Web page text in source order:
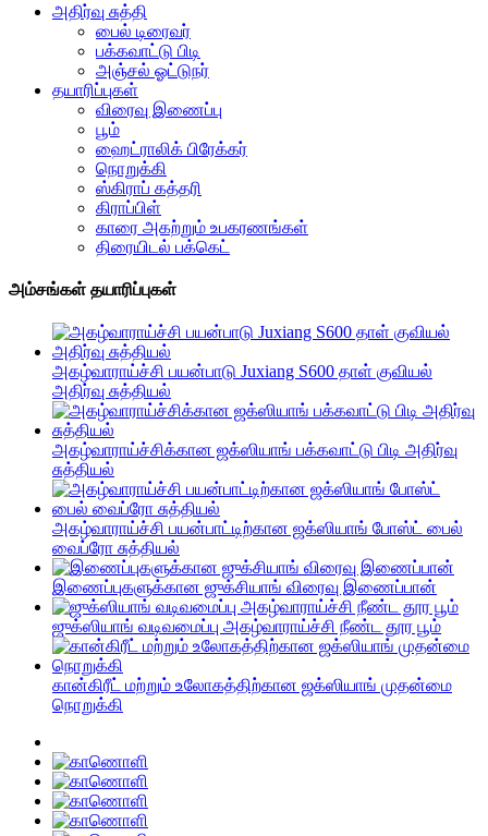
அதிர்வு சுத்தி
பைல் டிரைவர்
பக்கவாட்டு பிடி
அஞ்சல் ஓட்டுநர்
தயாரிப்புகள்
விரைவு இணைப்பு
பூம்
ஹைட்ராலிக் பிரேக்கர்
நொறுக்கி
ஸ்கிராப் கத்தரி
கிராப்பிள்
காரை அகற்றும் உபகரணங்கள்
திரையிடல் பக்கெட்
அம்சங்கள் தயாரிப்புகள்
அகழ்வாராய்ச்சி பயன்பாடு Juxiang S600 தாள் குவியல்
அதிர்வு சுத்தியல்
அகழ்வாராய்ச்சிக்கான ஜக்ஸியாங் பக்கவாட்டு பிடி அதிர்வு
சுத்தியல்
அகழ்வாராய்ச்சி பயன்பாட்டிற்கான ஜக்ஸியாங் போஸ்ட் பைல்
வைப்ரோ சுத்தியல்
இணைப்புகளுக்கான ஜுக்சியாங் விரைவு இணைப்பான்
ஜுக்ஸியாங் வடிவமைப்பு அகழ்வாராய்ச்சி நீண்ட தூர பூம்
கான்கிரீட் மற்றும் உலோகத்திற்கான ஜக்ஸியாங் முதன்மை
நொறுக்கி